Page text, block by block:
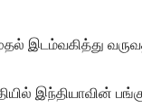
முதல் இடம்வகித்து
இந்தியாவின்